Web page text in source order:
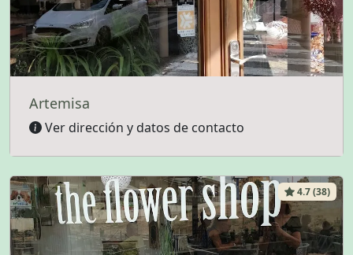
Artemisa
Ver dirección y datos de contacto
4.7 (38)